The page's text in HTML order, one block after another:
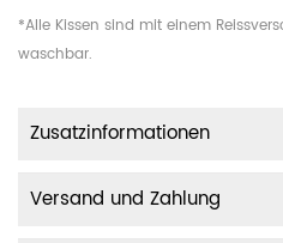
*Alle Kissen sind mit einem
waschbar.
Zusatzinformationen
Versand und Zahlung